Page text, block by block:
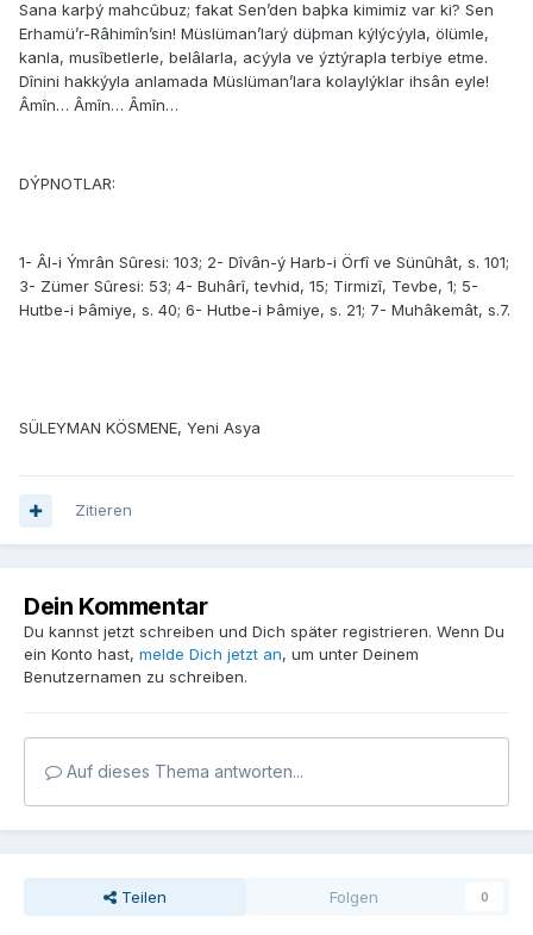
Sana karþý mahcûbuz; fakat Sen’den baþka kimimiz var ki? Sen
Erhamü’r-Râhimîn’sin! Müslüman’larý düþman kýlýcýyla, ölümle,
kanla, musîbetlerle, belâlarla, acýyla ve ýztýrapla terbiye etme.
Dînini hakkýyla anlamada Müslüman’lara kolaylýklar ihsân eyle!
Âmîn… Âmîn… Âmîn…
DÝPNOTLAR:
1- Âl-i Ýmrân Sûresi: 103; 2- Dîvân-ý Harb-i Örfî ve Sünûhât, s. 101;
3- Zümer Sûresi: 53; 4- Buhârî, tevhid, 15; Tirmizî, Tevbe, 1; 5-
Hutbe-i Þâmiye, s. 40; 6- Hutbe-i Þâmiye, s. 21; 7- Muhâkemât, s.7.
SÜLEYMAN KÖSMENE, Yeni Asya
Zitieren
Dein Kommentar
Du kannst jetzt schreiben und Dich später registrieren. Wenn Du
ein Konto hast, melde Dich jetzt an, um unter Deinem
Benutzernamen zu schreiben.
Auf dieses Thema antworten...
Teilen Folgen 0